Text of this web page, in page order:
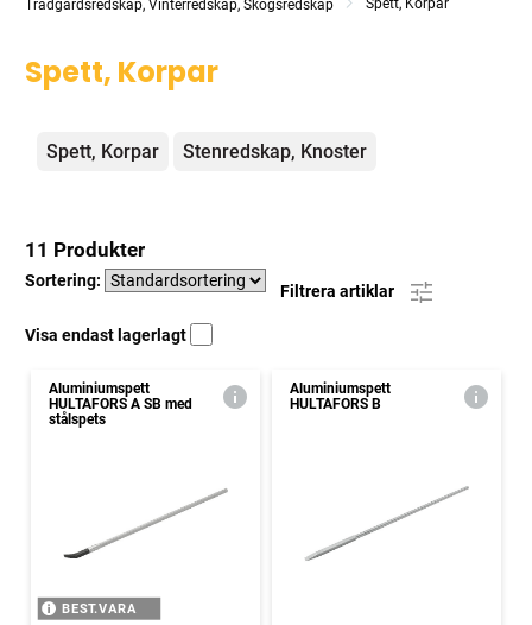
Trädgårdsredskap, Vinterredskap, Skogsredskap
Spett, Korpar
Spett, Korpar
Kategorier
Spett, Korpar Stenredskap, Knoster
11 Produkter
Sortering:
Filtrera artiklar
Visa endast lagerlagt
Aluminiumspett
HULTAFORS A SB med
stålspets
BEST.VARA
Aluminiumspett
HULTAFORS B